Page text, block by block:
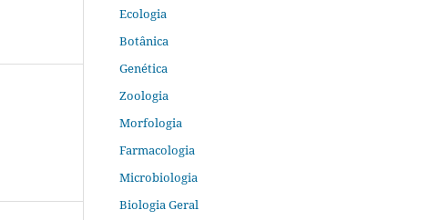
Ecologia
Botânica
Genética
Zoologia
Morfologia
Farmacologia
Microbiologia
Biologia Geral